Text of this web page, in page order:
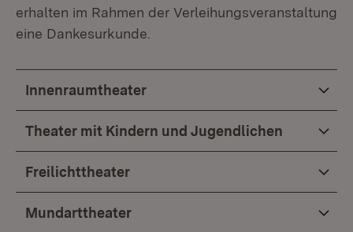
erhalten im Rahmen der Verleihungsveranstaltung
eine Dankesurkunde.
Innenraumtheater
Theater mit Kindern und Jugendlichen
Freilichttheater
Mundarttheater